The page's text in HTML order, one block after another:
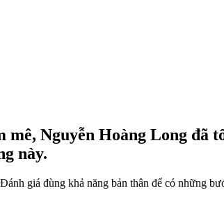
Nguyễn Hoàng Long đã
này.
giá đùng khả năng bản thân để có những